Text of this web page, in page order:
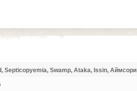
Septicopyemia, Swamp, Ataka, Issin, Аймсори